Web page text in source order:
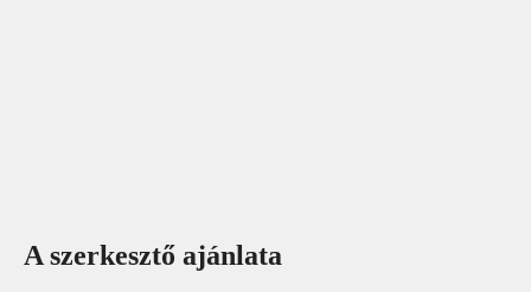
A szerkesztő ajánlata